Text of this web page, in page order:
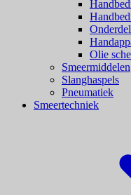
Olie
Smeermiddelen
Slanghaspels
Pneumatiek
Smeertechniek